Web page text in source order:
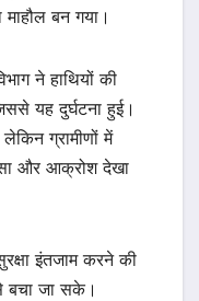
बन गया।
ने हाथियों की
यह दुर्घटना हुई।
ग्रामीणों में
और आक्रोश देखा
इंतजाम करने की
बचा जा सके।